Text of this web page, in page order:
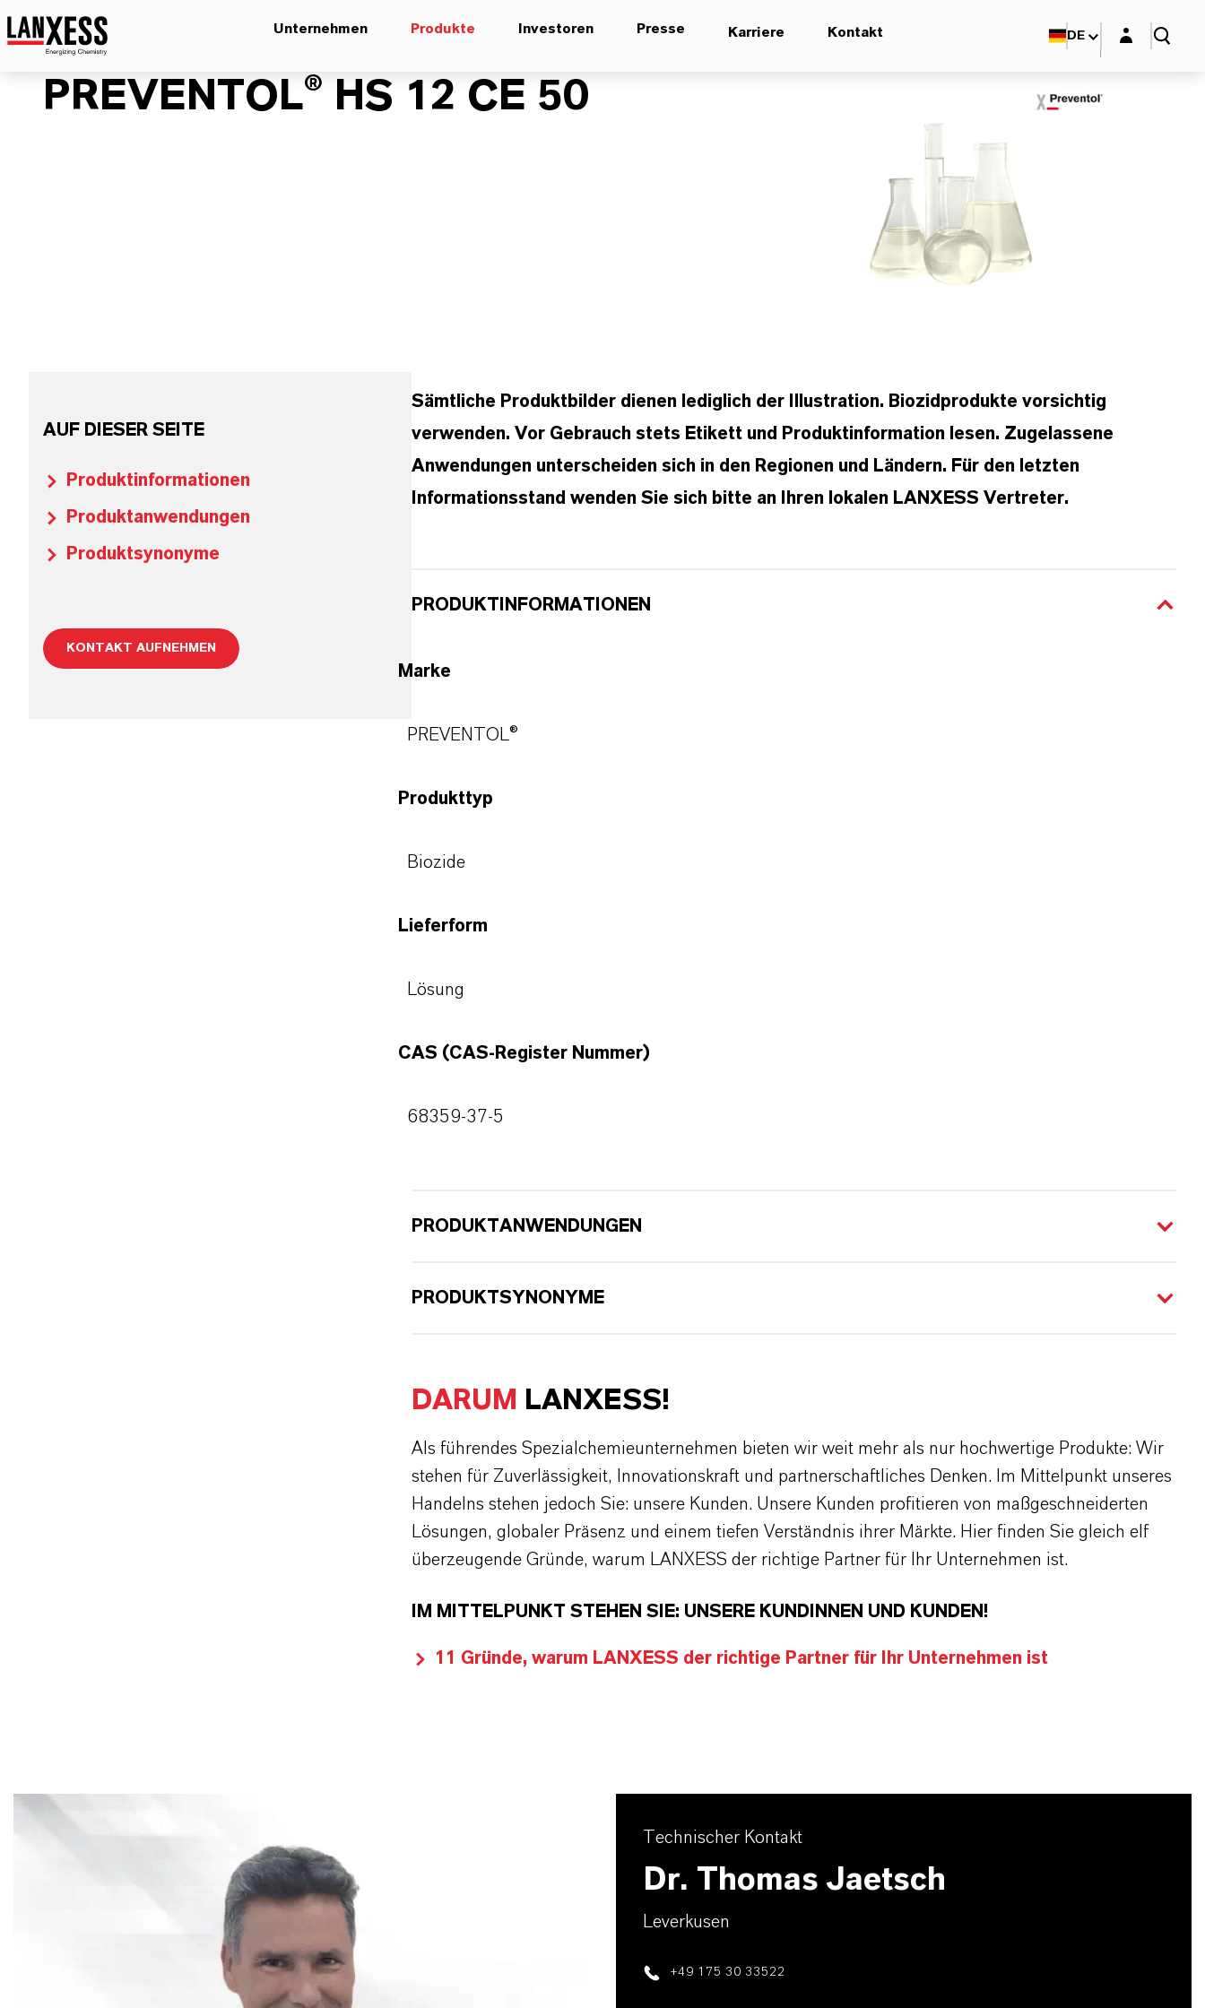
Unternehmen Produkte Investoren Presse Karriere Kontakt DE Login-Maske
PREVENTOL® HS 12 CE 50
AUF DIESER SEITE
Produktinformationen
Produktanwendungen
Produktsynonyme
KONTAKT AUFNEHMEN
Sämtliche Produktbilder dienen lediglich der Illustration. Biozidprodukte vorsichtig
verwenden. Vor Gebrauch stets Etikett und Produktinformation lesen. Zugelassene
Anwendungen unterscheiden sich in den Regionen und Ländern. Für den letzten
Informationsstand wenden Sie sich bitte an Ihren lokalen LANXESS Vertreter.
PRODUKTINFORMATIONEN
Marke
PREVENTOL®
Produkttyp
Biozide
Lieferform
Lösung
CAS (CAS-Register Nummer)
68359-37-5
PRODUKTANWENDUNGEN
PRODUKTSYNONYME
DARUM LANXESS!
Als führendes Spezialchemieunternehmen bieten wir weit mehr als nur hochwertige Produkte: Wir
stehen für Zuverlässigkeit, Innovationskraft und partnerschaftliches Denken. Im Mittelpunkt unseres
Handelns stehen jedoch Sie: unsere Kunden. Unsere Kunden profitieren von maßgeschneiderten
Lösungen, globaler Präsenz und einem tiefen Verständnis ihrer Märkte. Hier finden Sie gleich elf
überzeugende Gründe, warum LANXESS der richtige Partner für Ihr Unternehmen ist.
IM MITTELPUNKT STEHEN SIE: UNSERE KUNDINNEN UND KUNDEN!
11 Gründe, warum LANXESS der richtige Partner für Ihr Unternehmen ist
Technischer Kontakt
Dr. Thomas Jaetsch
Leverkusen
+49 175 30 33522